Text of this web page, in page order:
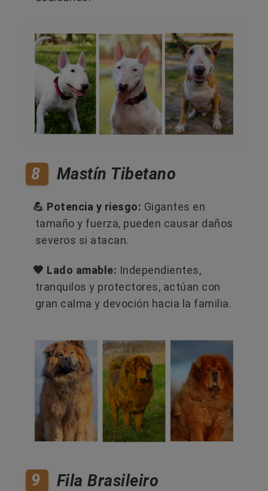
8 Mastín Tibetano
💪 Potencia y riesgo: Gigantes en
tamaño y fuerza, pueden causar daños
severos si atacan.
🤎 Lado amable: Independientes,
tranquilos y protectores, actúan con
gran calma y devoción hacia la familia.
9 Fila Brasileiro